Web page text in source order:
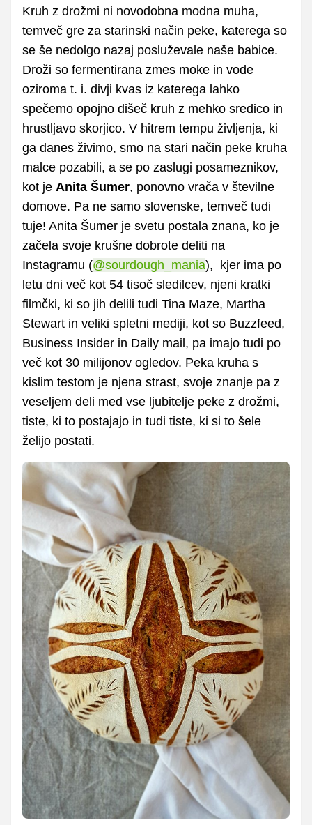
Kruh z drožmi ni novodobna modna muha,
temveč gre za starinski način peke, katerega so
se še nedolgo nazaj posluževale naše babice.
Droži so fermentirana zmes moke in vode
oziroma t. i. divji kvas iz katerega lahko
spečemo opojno dišeč kruh z mehko sredico in
hrustljavo skorjico. V hitrem tempu življenja, ki
ga danes živimo, smo na stari način peke kruha
malce pozabili, a se po zaslugi posameznikov,
kot je Anita Šumer, ponovno vrača v številne
domove. Pa ne samo slovenske, temveč tudi
tuje! Anita Šumer je svetu postala znana, ko je
začela svoje krušne dobrote deliti na
Instagramu (@sourdough_mania), kjer ima po
letu dni več kot 54 tisoč sledilcev, njeni kratki
filmčki, ki so jih delili tudi Tina Maze, Martha
Stewart in veliki spletni mediji, kot so Buzzfeed,
Business Insider in Daily mail, pa imajo tudi po
več kot 30 milijonov ogledov. Peka kruha s
kislim testom je njena strast, svoje znanje pa z
veseljem deli med vse ljubitelje peke z drožmi,
tiste, ki to postajajo in tudi tiste, ki si to šele
želijo postati.